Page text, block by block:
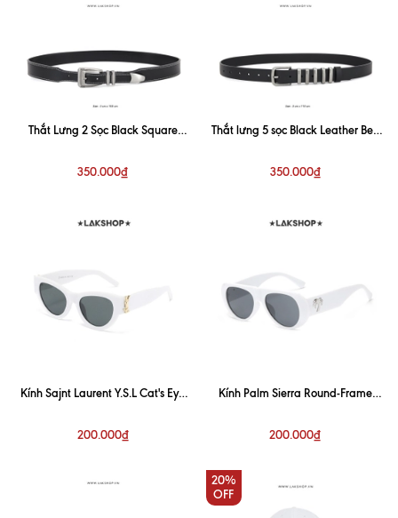
Thắt Lưng 2 Sọc Black Square
350.000₫
Thắt lưng 5 sọc Black Leather Belt
350.000₫
Kính Sajnt Laurent Y.S.L Cat's Eye
200.000₫
Kính Palm Sierra Round-Frame
200.000₫
20%
OFF